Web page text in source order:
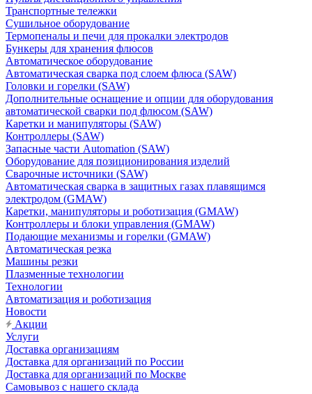
Транспортные тележки
Сушильное оборудование
Термопеналы и печи для прокалки электродов
Бункеры для хранения флюсов
Автоматическое оборудование
Автоматическая сварка под слоем флюса (SAW)
Головки и горелки (SAW)
Дополнительные оснащение и опции для оборудования
автоматической сварки под флюсом (SAW)
Каретки и манипуляторы (SAW)
Контроллеры (SAW)
Запасные части Automation (SAW)
Оборудование для позиционирования изделий
Сварочные источники (SAW)
Автоматическая сварка в защитных газах плавящимся
электродом (GMAW)
Каретки, манипуляторы и роботизация (GMAW)
Контроллеры и блоки управления (GMAW)
Подающие механизмы и горелки (GMAW)
Автоматическая резка
Машины резки
Плазменные технологии
Технологии
Автоматизация и роботизация
Новости
Акции
Услуги
Доставка организациям
Доставка для организаций по России
Доставка для организаций по Москве
Самовывоз с нашего склада